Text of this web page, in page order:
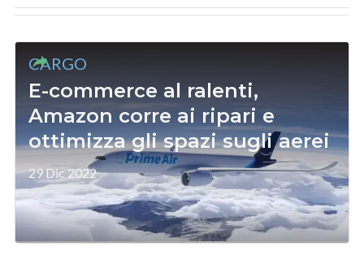
CARGO
E-commerce al ralenti,
Amazon corre ai ripari e
ottimizza gli spazi sugli aerei
29 Dic 2022